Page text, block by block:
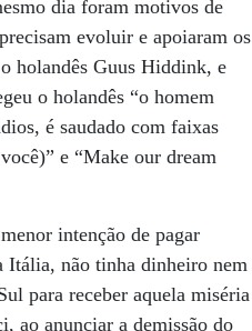
dia foram motivos de
evoluir e apoiaram os
holandês Guus Hiddink, e
o holandês “o homem
é saudado com faixas
e “Make our dream
intenção de pagar
Itália, não tinha dinheiro nem
para receber aquela miséria
ao anunciar a demissão do